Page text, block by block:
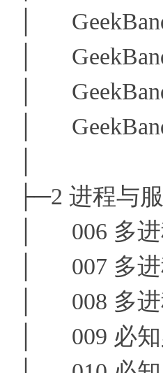
│ │
│ │
│ │
│ │
│ ├─2 进程与
│ │ 006 多进
│ │ 007 多进
│ │ 008 多进
│ │ 009 必知